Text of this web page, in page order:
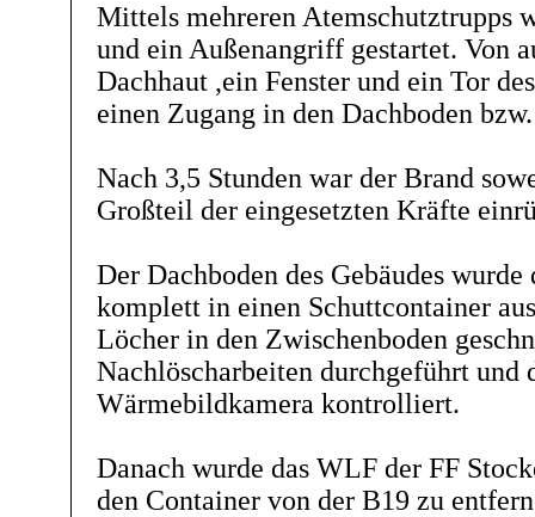
Mittels mehreren Atemschutztrupps
und ein Außenangriff gestartet. Von
Dachhaut ,ein Fenster und ein Tor
einen Zugang in den Dachboden
Nach 3,5 Stunden war der Brand
Großteil der eingesetzten Kräfte
Der Dachboden des Gebäudes
komplett in einen Schuttcontainer
Löcher in den Zwischenboden
Nachlöscharbeiten durchgeführt und
Wärmebildkamera kontrolliert.
Danach wurde das WLF der FF
den Container von der B19 zu